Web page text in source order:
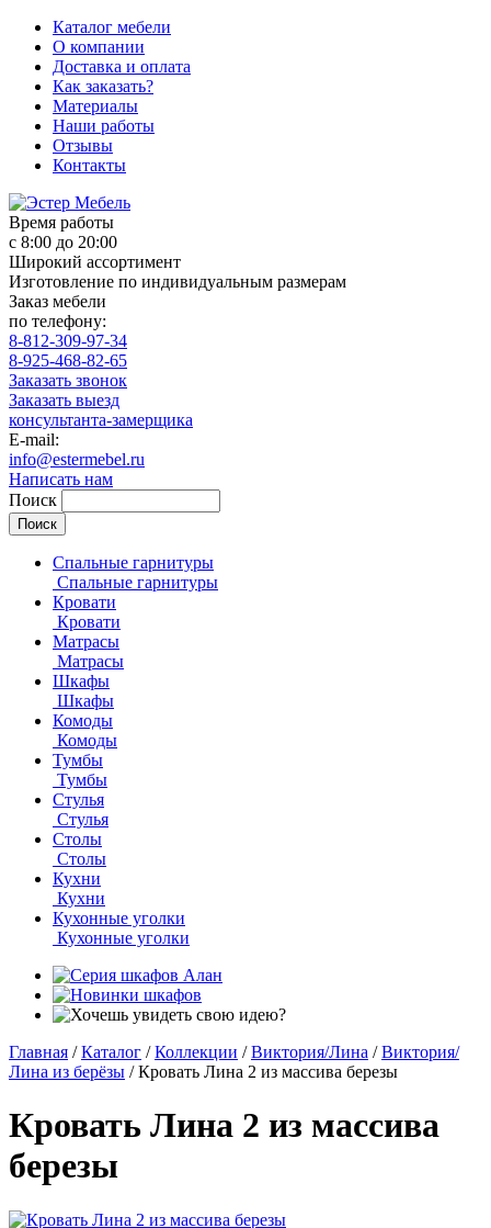
Каталог мебели
О компании
Доставка и оплата
Как заказать?
Материалы
Наши работы
Отзывы
Контакты
Время работы
с 8:00 до 20:00
Широкий ассортимент
Изготовление по индивидуальным размерам
Заказ мебели
по телефону:
8-812-309-97-34
8-925-468-82-65
Заказать звонок
Заказать выезд
консультанта-замерщика
E-mail:
info@estermebel.ru
Написать нам
Поиск
Спальные гарнитуры
Спальные гарнитуры
Кровати
Кровати
Матрасы
Матрасы
Шкафы
Шкафы
Комоды
Комоды
Тумбы
Тумбы
Стулья
Стулья
Столы
Столы
Кухни
Кухни
Кухонные уголки
Кухонные уголки
Главная / Каталог / Коллекции / Виктория/Лина / Виктория/
Лина из берёзы / Кровать Лина 2 из массива березы
Кровать Лина 2 из массива
березы